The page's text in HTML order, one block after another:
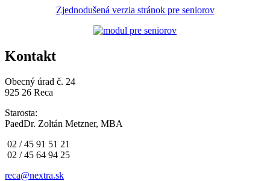
Zjednodušená verzia stránok pre seniorov
Kontakt
Obecný úrad č. 24
925 26 Reca
Starosta:
PaedDr. Zoltán Metzner, MBA
02 / 45 91 51 21
02 / 45 64 94 25
reca@nextra.sk